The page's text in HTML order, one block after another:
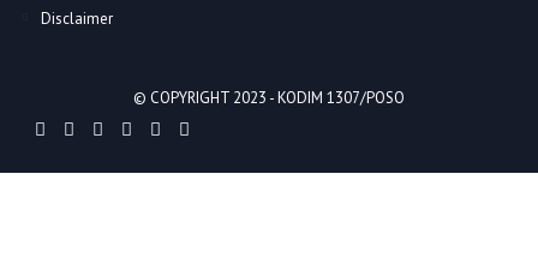
Disclaimer
© COPYRIGHT 2023 -KODIM 1307/POSO